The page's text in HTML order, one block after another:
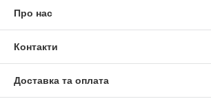
Про нас
Контакти
Доставка та оплата